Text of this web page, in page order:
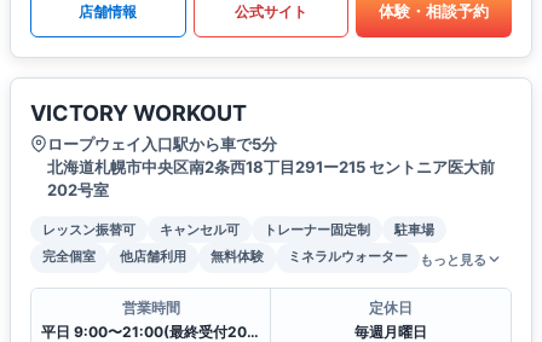
店舗情報 公式サイト 体験・相談予約
VICTORY WORKOUT
ロープウェイ入口駅から車で5分
北海道札幌市中央区南2条西18丁目291ー215 セントニア医大前
202号室
レッスン振替可 キャンセル可 トレーナー固定制
駐車場
完全個室
他店舗利用 無料体験 ミネラルウォーター もっと見る
営業時間
平日 9:00〜21:00(最終受付20:00)
定休日
毎週月曜日